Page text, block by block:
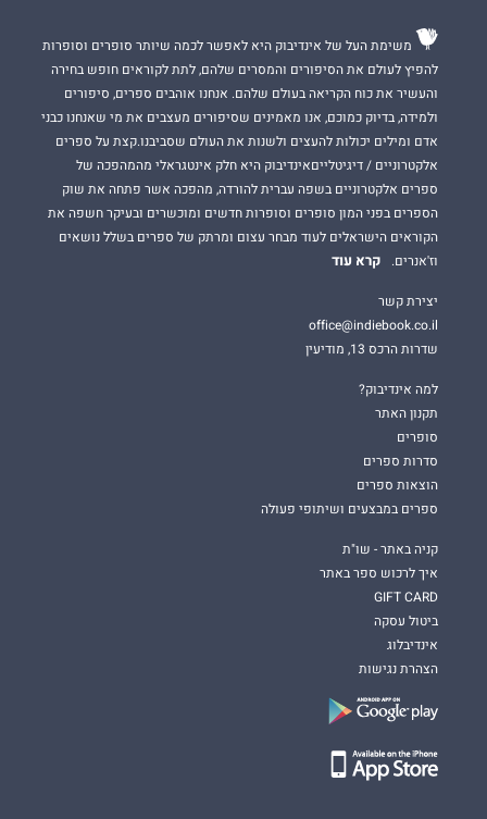
משימת העל של אינדיבוק היא לאפשר לכמה שיותר סופרים וסופרות
להפיץ לעולם את הסיפורים והמסרים שלהם, לתת לקוראים חופש בחירה
והעשיר את כוח הקריאה בעולם שלהם. אנחנו אוהבים ספרים, סיפורים
ולמידה, בדיוק כמוכם, אנו מאמינים שסיפורים מעצבים את מי שאנחנו כבני
אדם ומילים יכולות להעצים ולשנות את העולם שסביבנו.קצת על ספרים
אלקטרוניים / דיגיטלייםאינדיבוק היא חלק אינטגראלי מהמהפכה של
ספרים אלקטרוניים בשפה עברית להורדה, מהפכה אשר פתחה את שוק
הספרים בפני המון סופרים וסופרות חדשים ומוכשרים ובעיקר חשפה את
הקוראים הישראלים לעוד מבחר עצום ומרתק של ספרים בשלל נושאים
וז'אנרים.
קרא עוד
יצירת קשר
office@indiebook.co.il
שדרות הרכס 13, מודיעין
למה אינדיבוק?
תקנון האתר
סופרים
סדרות ספרים
הוצאות ספרים
ספרים במבצעים ושיתופי פעולה
קניה באתר - שו"ת
איך לרכוש ספר באתר
GIFT CARD
ביטול עסקה
אינדיבלוג
הצהרת נגישות